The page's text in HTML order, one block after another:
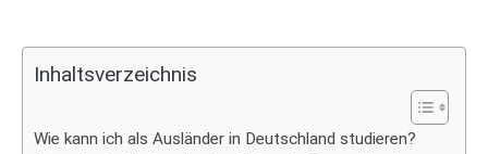
Inhaltsverzeichnis
Wie kann ich als Ausländer in Deutschland studieren?